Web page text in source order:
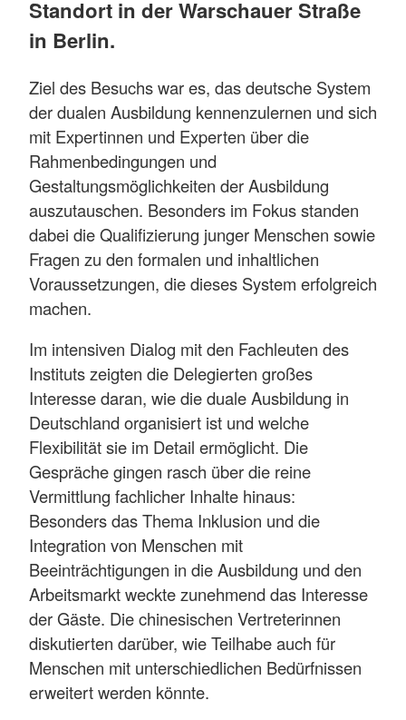
Standort in der Warschauer Straße
in Berlin.
Ziel des Besuchs war es, das deutsche System
der dualen Ausbildung kennenzulernen und sich
mit Expertinnen und Experten über die
Rahmenbedingungen und
Gestaltungsmöglichkeiten der Ausbildung
auszutauschen. Besonders im Fokus standen
dabei die Qualifizierung junger Menschen sowie
Fragen zu den formalen und inhaltlichen
Voraussetzungen, die dieses System erfolgreich
machen.
Im intensiven Dialog mit den Fachleuten des
Instituts zeigten die Delegierten großes
Interesse daran, wie die duale Ausbildung in
Deutschland organisiert ist und welche
Flexibilität sie im Detail ermöglicht. Die
Gespräche gingen rasch über die reine
Vermittlung fachlicher Inhalte hinaus:
Besonders das Thema Inklusion und die
Integration von Menschen mit
Beeinträchtigungen in die Ausbildung und den
Arbeitsmarkt weckte zunehmend das Interesse
der Gäste. Die chinesischen Vertreterinnen
diskutierten darüber, wie Teilhabe auch für
Menschen mit unterschiedlichen Bedürfnissen
erweitert werden könnte.